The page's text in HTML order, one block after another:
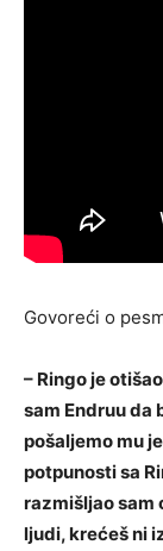
Govoreći o
– Ringo je
sam Endruu da
pošaljemo mu
potpunosti sa
razmišljao sam
ljudi, krećeš ni